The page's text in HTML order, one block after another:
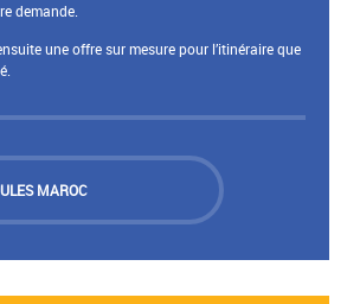
demande.
une offre sur mesure pour l’itinéraire que
MAROC